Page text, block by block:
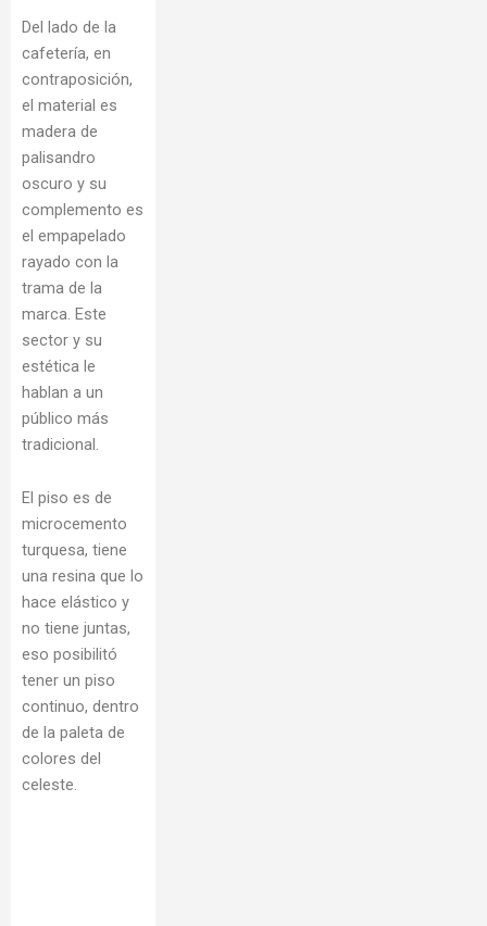
Del lado de la
cafetería, en
contraposición,
el material es
madera de
palisandro
oscuro y su
complemento es
el empapelado
rayado con la
trama de la
marca. Este
sector y su
estética le
hablan a un
público más
tradicional.
El piso es de
microcemento
turquesa, tiene
una resina que lo
hace elástico y
no tiene juntas,
eso posibilitó
tener un piso
continuo, dentro
de la paleta de
colores del
celeste.